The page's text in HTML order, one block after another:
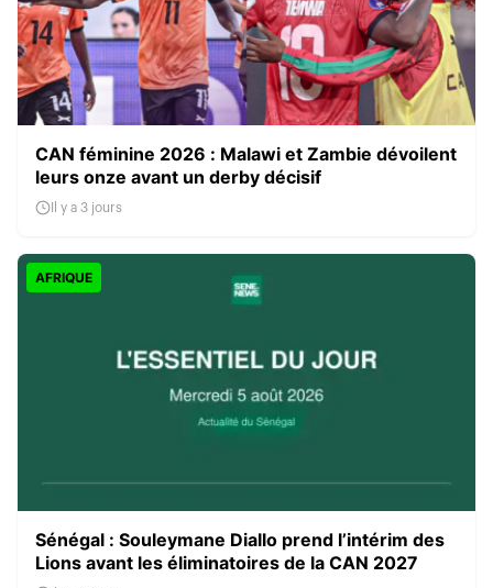
CAN féminine 2026 : Malawi et Zambie dévoilent
leurs onze avant un derby décisif
Il y a 3 jours
AFRIQUE
Sénégal : Souleymane Diallo prend l’intérim des
Lions avant les éliminatoires de la CAN 2027